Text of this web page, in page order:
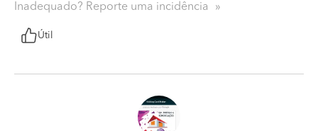
Inadequado? Reporte uma incidência
Útil